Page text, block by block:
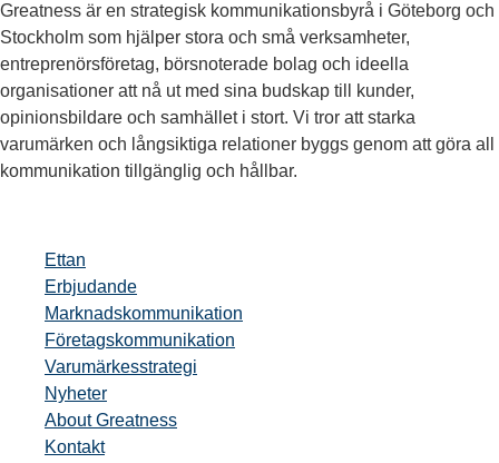
Greatness är en strategisk kommunikationsbyrå i Göteborg och
Stockholm som hjälper stora och små verksamheter,
entreprenörsföretag, börsnoterade bolag och ideella
organisationer att nå ut med sina budskap till kunder,
opinionsbildare och samhället i stort. Vi tror att starka
varumärken och långsiktiga relationer byggs genom att göra all
kommunikation tillgänglig och hållbar.
Ettan
Erbjudande
Marknadskommunikation
Företagskommunikation
Varumärkesstrategi
Nyheter
About Greatness
Kontakt